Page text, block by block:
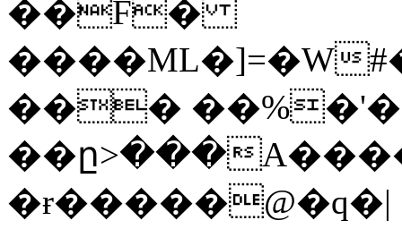
��F�
����ML�]=�W
���
��ը>���
�ɍ�����@�q�|